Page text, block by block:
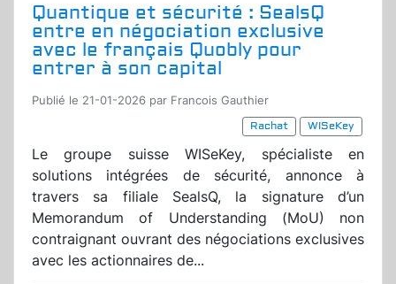
Quantique et sécurité : SealsQ
entre en négociation exclusive
avec le français Quobly pour
entrer à son capital
Publié le 21-01-2026 par Francois Gauthier
Rachat
WISeKey
Le groupe suisse WISeKey, spécialiste en
solutions intégrées de sécurité, annonce à
travers sa filiale SealsQ, la signature d’un
Memorandum of Understanding (MoU) non
contraignant ouvrant des négociations exclusives
avec les actionnaires de...